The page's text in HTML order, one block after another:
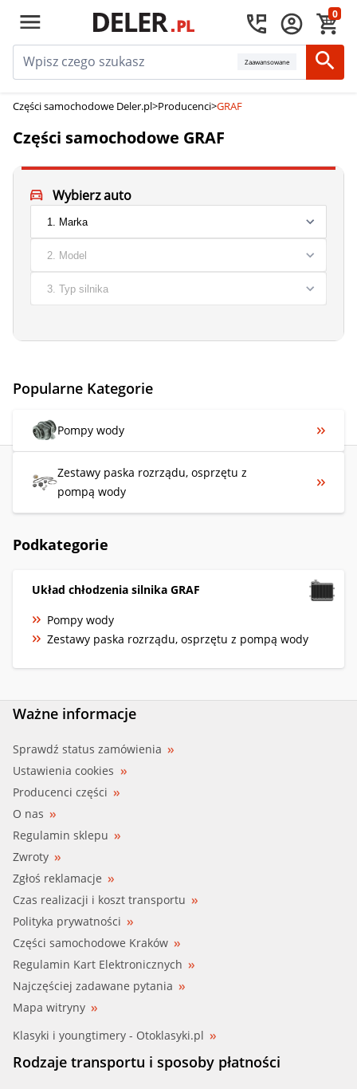
0
Zaawansowane
Części samochodowe Deler.pl>Producenci>GRAF
Części samochodowe GRAF
Wybierz auto
Popularne Kategorie
Pompy wody
Zestawy paska rozrządu, osprzętu z
pompą wody
Podkategorie
Układ chłodzenia silnika GRAF
Pompy wody
Zestawy paska rozrządu, osprzętu z pompą wody
Ważne informacje
Sprawdź status zamówienia
Ustawienia cookies
Producenci części
O nas
Regulamin sklepu
Zwroty
Zgłoś reklamacje
Czas realizacji i koszt transportu
Polityka prywatności
Części samochodowe Kraków
Regulamin Kart Elektronicznych
Najczęściej zadawane pytania
Mapa witryny
Klasyki i youngtimery - Otoklasyki.pl
Rodzaje transportu i sposoby płatności